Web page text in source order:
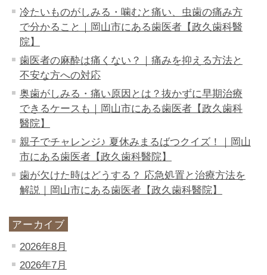
冷たいものがしみる・噛むと痛い、虫歯の痛み方
で分かること｜岡山市にある歯医者【政久歯科醫
院】
歯医者の麻酔は痛くない？｜痛みを抑える方法と
不安な方への対応
奥歯がしみる・痛い原因とは？抜かずに早期治療
できるケースも｜岡山市にある歯医者【政久歯科
醫院】
親子でチャレンジ♪ 夏休みまるばつクイズ！｜岡山
市にある歯医者【政久歯科醫院】
歯が欠けた時はどうする？ 応急処置と治療方法を
解説｜岡山市にある歯医者【政久歯科醫院】
アーカイブ
2026年8月
2026年7月